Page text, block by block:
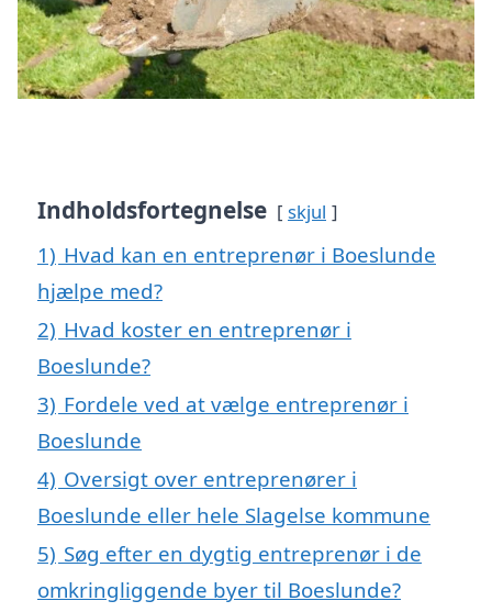
Indholdsfortegnelse skjul
1) Hvad kan en entreprenør i Boeslunde
hjælpe med?
2) Hvad koster en entreprenør i
Boeslunde?
3) Fordele ved at vælge entreprenør i
Boeslunde
4) Oversigt over entreprenører i
Boeslunde eller hele Slagelse kommune
5) Søg efter en dygtig entreprenør i de
omkringliggende byer til Boeslunde?